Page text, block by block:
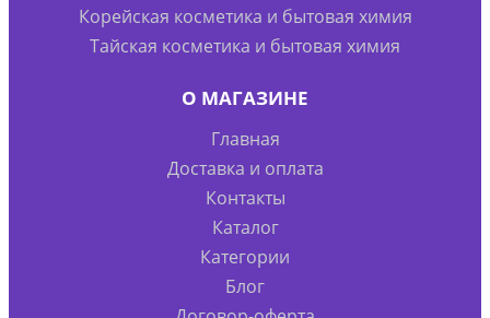
Корейская косметика и бытовая химия
Тайская косметика и бытовая химия
О МАГАЗИНЕ
Главная
Доставка и оплата
Контакты
Каталог
Категории
Блог